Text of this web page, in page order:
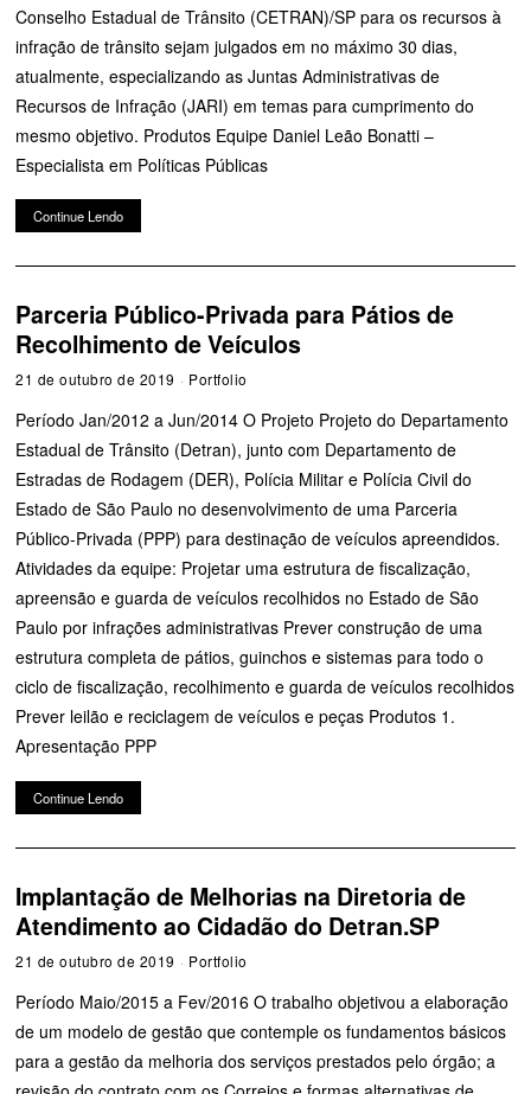
Conselho Estadual de Trânsito (CETRAN)/SP para os recursos à
infração de trânsito sejam julgados em no máximo 30 dias,
atualmente, especializando as Juntas Administrativas de
Recursos de Infração (JARI) em temas para cumprimento do
mesmo objetivo. Produtos Equipe Daniel Leão Bonatti –
Especialista em Políticas Públicas
Continue Lendo
Parceria Público-Privada para Pátios de
Recolhimento de Veículos
21 de outubro de 2019 Portfolio
Período Jan/2012 a Jun/2014 O Projeto Projeto do Departamento
Estadual de Trânsito (Detran), junto com Departamento de
Estradas de Rodagem (DER), Polícia Militar e Polícia Civil do
Estado de São Paulo no desenvolvimento de uma Parceria
Público-Privada (PPP) para destinação de veículos apreendidos.
Atividades da equipe: Projetar uma estrutura de fiscalização,
apreensão e guarda de veículos recolhidos no Estado de São
Paulo por infrações administrativas Prever construção de uma
estrutura completa de pátios, guinchos e sistemas para todo o
ciclo de fiscalização, recolhimento e guarda de veículos recolhidos
Prever leilão e reciclagem de veículos e peças Produtos 1.
Apresentação PPP
Continue Lendo
Implantação de Melhorias na Diretoria de
Atendimento ao Cidadão do Detran.SP
21 de outubro de 2019 Portfolio
Período Maio/2015 a Fev/2016 O trabalho objetivou a elaboração
de um modelo de gestão que contemple os fundamentos básicos
para a gestão da melhoria dos serviços prestados pelo órgão; a